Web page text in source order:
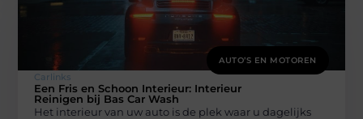
AUTO’S EN MOTOREN
Carlinks
Een Fris en Schoon Interieur: Interieur
Reinigen bij Bas Car Wash
Het interieur van uw auto is de plek waar u dagelijks